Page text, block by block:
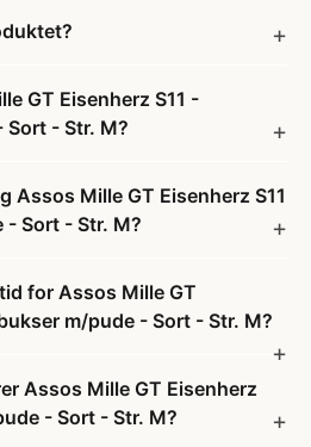
GT Eisenherz S11 -
- Str. M?
Assos Mille GT Eisenherz S11
Sort - Str. M?
for Assos Mille GT
m/pude - Sort - Str. M?
Assos Mille GT Eisenherz
- Sort - Str. M?